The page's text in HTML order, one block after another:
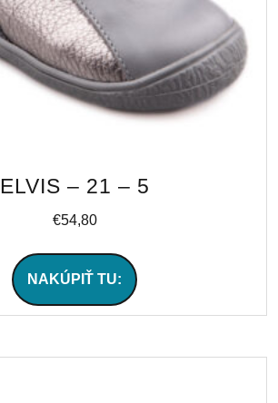
ELVIS – 21 – 5
€54,80
NAKÚPIŤ TU: